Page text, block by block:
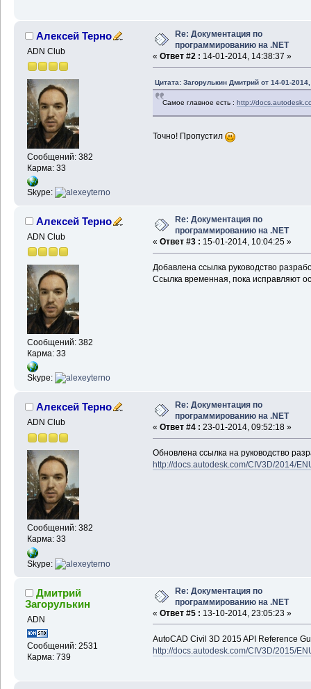
Алексей Терно
ADN Club
Сообщений: 382
Карма: 33
Skype:
Re: Документация по
программированию на .NET
« Ответ #2 : 14-01-2014, 14:38:37 »
Цитата: Загорулькин Дмитрий от 14-01-
Самое главное есть : http://
Точно! Пропустил
Алексей Терно
ADN Club
Сообщений: 382
Карма: 33
Skype:
Re: Документация по
программированию на .NET
« Ответ #3 : 15-01-2014, 10:04:25 »
Добавлена ссылка руководство
Ссылка временная, пока исправляют
Алексей Терно
ADN Club
Сообщений: 382
Карма: 33
Skype:
Re: Документация по
программированию на .NET
« Ответ #4 : 23-01-2014, 09:52:18 »
Обновлена ссылка на руководство
http://docs.autodesk.com/CIV3D/2014/
Дмитрий
Загорулькин
ADN
Сообщений: 2531
Карма: 739
Re: Документация по
программированию на .NET
« Ответ #5 : 13-10-2014, 23:05:23 »
AutoCAD Civil 3D 2015 API Reference
http://docs.autodesk.com/CIV3D/2015/